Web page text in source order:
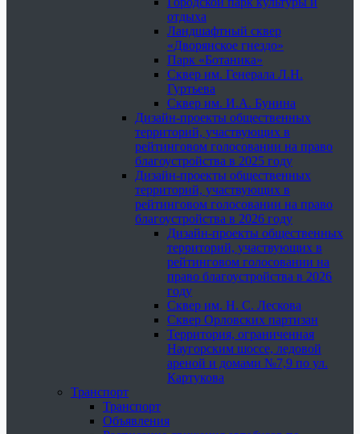
отдыха
Ландшафтный сквер
«Дворянское гнездо»
Парк «Ботаника»
Сквер им. Генерала Л.Н.
Гуртьева
Сквер им. И.А. Бунина
Дизайн-проекты общественных
территорий, участвующих в
рейтинговом голосовании на право
благоустройства в 2025 году
Дизайн-проекты общественных
территорий, участвующих в
рейтинговом голосовании на право
благоустройства в 2026 году
Дизайн-проекты общественных
территорий, участвующих в
рейтинговом голосовании на
право благоустройства в 2026
году
Сквер им. Н. С. Лескова
Сквер Орловских партизан
Территория, ограниченная
Наугорским шоссе, ледовой
ареной и домами №7,9 по ул.
Картукова
Транспорт
Транспорт
Объявления